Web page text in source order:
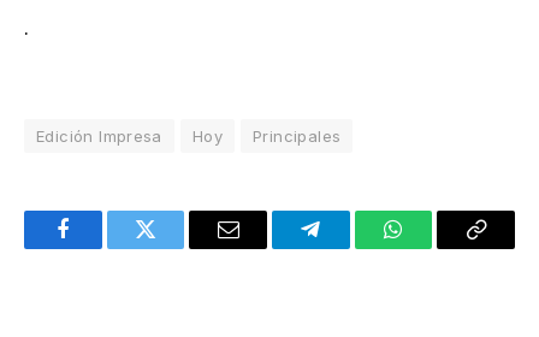
.
Edición Impresa Hoy Principales
FacebookTwitter Email TelegramWhatsAppCopy